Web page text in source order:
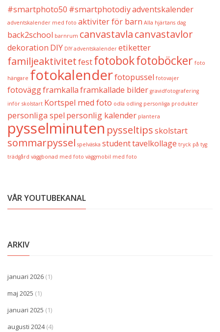
#smartphoto50 #smartphotodiyadventskalender
adventskalender med foto aktiviter för barn Alla hjärtans dag
back2school barnrum canvastavlacanvastavlor
dekoration DIY DIY adventskalender etiketter
familjeaktivitetfestfotobokfotoböcker foto
hängare fotokalenderfotopussel fotovajer
fotoväggframkallaframkallade bilder gravidfotografering
inför skolstart Kortspel med foto odla odling personliga produkter
personliga spel personlig kalender plantera
pysselminuten pysseltipsskolstart
sommarpyssel spelväska studenttavelkollage tryck på tyg
trädgård väggbonad med foto väggmobil med foto
VÅR YOUTUBEKANAL
ARKIV
januari 2026 (1)
maj 2025 (1)
januari 2025 (1)
augusti 2024(4)